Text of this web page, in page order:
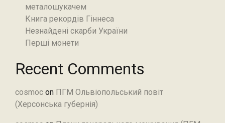
металошукачем
Книга рекордів Гіннеса
Незнайдені скарби України
Перші монети
Recent Comments
cosmoc on ПГМ Ольвіопольський повіт
(Херсонська губернія)